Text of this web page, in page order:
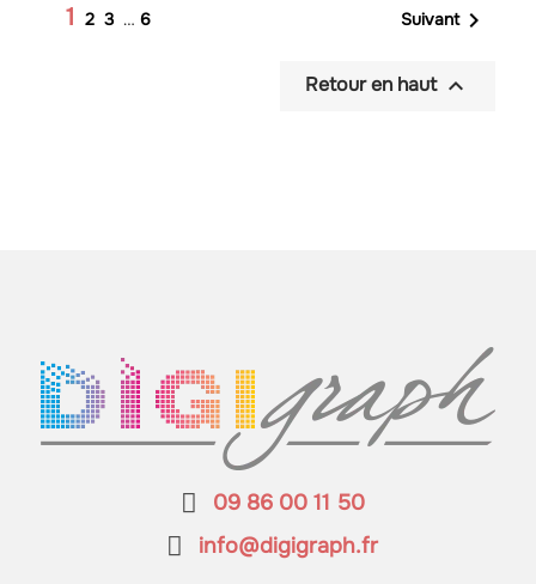
1 2 3 … 6 Suivant
Retour en haut 
09 86 00 11 50
info@digigraph.fr